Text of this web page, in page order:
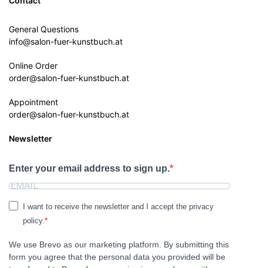
General Questions
info@salon-fuer-kunstbuch.at
Online Order
order@salon-fuer-kunstbuch.at
Appointment
order@salon-fuer-kunstbuch.at
Newsletter
Enter your email address to sign up.
I want to receive the newsletter and I accept the privacy
policy.
We use Brevo as our marketing platform. By submitting this
form you agree that the personal data you provided will be